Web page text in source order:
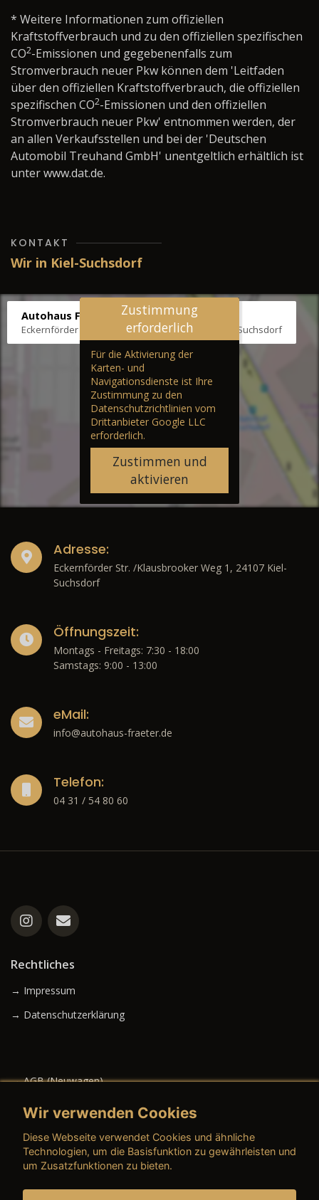
* Weitere Informationen zum offiziellen
Kraftstoffverbrauch und zu den offiziellen spezifischen
CO2-Emissionen und gegebenenfalls zum
Stromverbrauch neuer Pkw können dem 'Leitfaden
über den offiziellen Kraftstoffverbrauch, die offiziellen
spezifischen CO2-Emissionen und den offiziellen
Stromverbrauch neuer Pkw' entnommen werden, der
an allen Verkaufsstellen und bei der 'Deutschen
Automobil Treuhand GmbH' unentgeltlich erhältlich ist
unter www.dat.de.
KONTAKT
Wir in Kiel-Suchsdorf
Autohaus Fräter
Eckernförder Str. /Klausbrooker Weg 1, 24107 Kiel-Suchsdorf
Zustimmung
erforderlich
Für die Aktivierung der
Karten- und
Navigationsdienste ist Ihre
Zustimmung zu den
Datenschutzrichtlinien vom
Drittanbieter Google LLC
erforderlich.
Zustimmen und
aktivieren
Adresse:
Eckernförder Str. /Klausbrooker Weg 1, 24107 Kiel-
Suchsdorf
Öffnungszeit:
Montags - Freitags: 7:30 - 18:00
Samstags: 9:00 - 13:00
eMail:
info@autohaus-fraeter.de
Telefon:
04 31 / 54 80 60
Rechtliches
→ Impressum
→ Datenschutzerklärung
→ AGB (Neuwagen)
→ AGB (Gebrauchtwagen)
→ AGB (Teile & Zubehör)
→ AGB (Dienstleistungen)
Wir verwenden Cookies
Diese Webseite verwendet Cookies und ähnliche
Technologien, um die Basisfunktion zu gewährleisten und
um Zusatzfunktionen zu bieten.